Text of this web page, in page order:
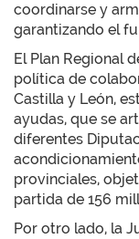
coordinarse y
garantizando el
El Plan Regional
política de
Castilla y León,
ayudas, que se
diferentes
provinciales,
partida de 156
Por otro lado, la